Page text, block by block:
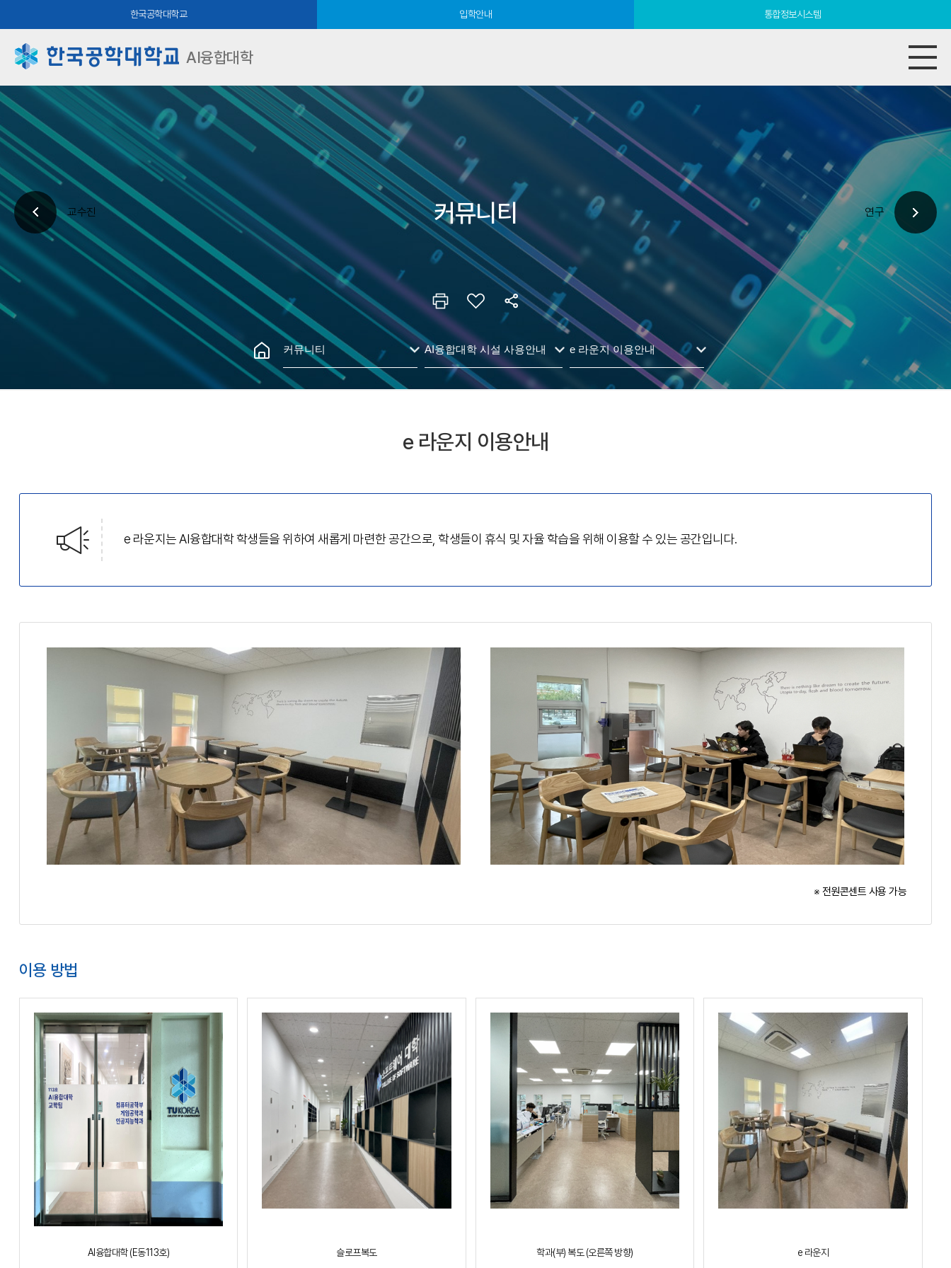
한국공학대학교 입학안내 통합정보시스템
AI융합대학
교수진 연구
커뮤니티
커뮤니티 AI융합대학 시설 사용안내 e 라운지 이용안내
e 라운지 이용안내
e 라운지는 AI융합대학 학생들을 위하여 새롭게 마련한 공간으로, 학생들이 휴식 및 자율 학습을 위해 이용할 수 있는 공간입니다.
※ 전원콘센트 사용 가능
이용 방법
AI융합대학 (E동113호) 슬로프복도 학과(부) 복도 (오른쪽 방향) e 라운지